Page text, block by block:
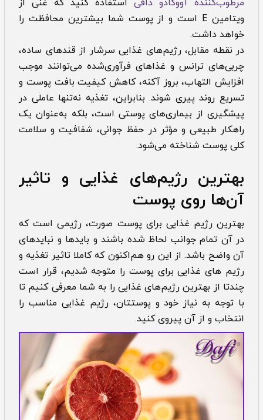
مرطوب‌کننده آووکادو دافی استفاده کنید که غنی از
ویتامین E است و از پوست شما بیشترین محافظت را
خواهد داشت.
در نقطه مقابل، رژیم‌های غذایی سرشار از قندهای ساده،
چربی‌های ترانس و غذاهای فرآوری‌شده می‌توانند موجب
افزایش التهاب، بروز آکنه، کاهش کیفیت بافت پوست و
تسریع روند پیری شوند. بنابراین، تغذیه نه‌تنها عاملی در
پیشگیری از بیماری‌های پوستی است، بلکه به‌عنوان یک
راهکار طبیعی و مؤثر در حفظ جوانی، شفافیت و سلامت
کلی پوست شناخته می‌شود.
بهترین رژیم‌های غذایی و تاثیر
آن‌ها روی پوست
بهترین رژیم غذایی برای پوست صورت، رژیمی است که
در آن تمام جوانب لحاظ شده باشند و باید‌ها و نباید‌های
آن واضح باشد. از این رو هم‌اکنون که کاملا تاثیر تغذیه و
رژیم های غذایی برای پوست را متوجه شدیم، قرار است
چند‌تا از بهترین رژیم‌های غذایی را به شما معرفی کنیم تا
با توجه به نیاز خود و پوستتان، رژیم غذایی مناسب را
انتخاب و از آن‌ پیروی کنید.